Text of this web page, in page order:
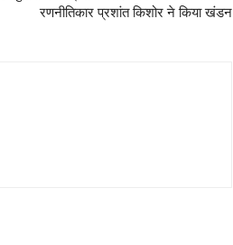
रणनीतिकार प्रशांत किशोर ने किया खंडन